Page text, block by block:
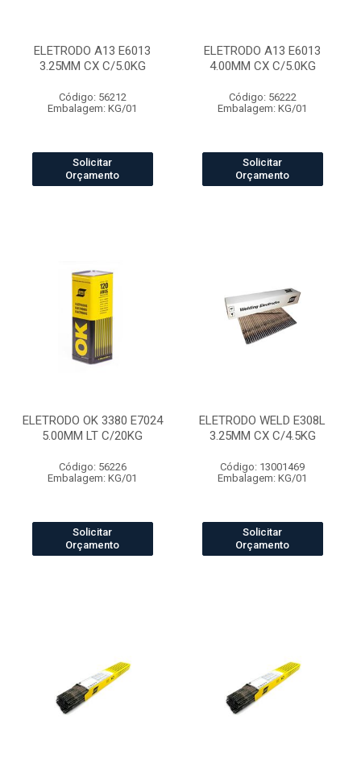
ELETRODO A13 E6013
3.25MM CX C/5.0KG
Código: 56212
Embalagem: KG/01
Solicitar
Orçamento
ELETRODO A13 E6013
4.00MM CX C/5.0KG
Código: 56222
Embalagem: KG/01
Solicitar
Orçamento
ELETRODO OK 3380 E7024
5.00MM LT C/20KG
Código: 56226
Embalagem: KG/01
Solicitar
Orçamento
ELETRODO WELD E308L
3.25MM CX C/4.5KG
Código: 13001469
Embalagem: KG/01
Solicitar
Orçamento